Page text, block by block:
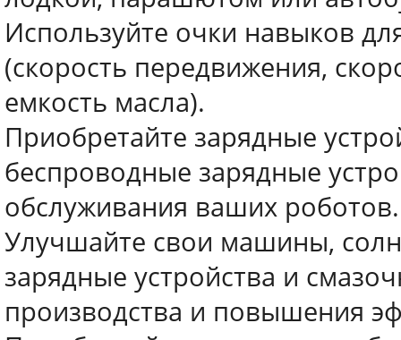
Используйте очки навыков
(скорость передвижения,
емкость масла).
Приобретайте зарядные
беспроводные зарядные
обслуживания ваших роботов.
Улучшайте свои машины,
зарядные устройства и
производства и повышения